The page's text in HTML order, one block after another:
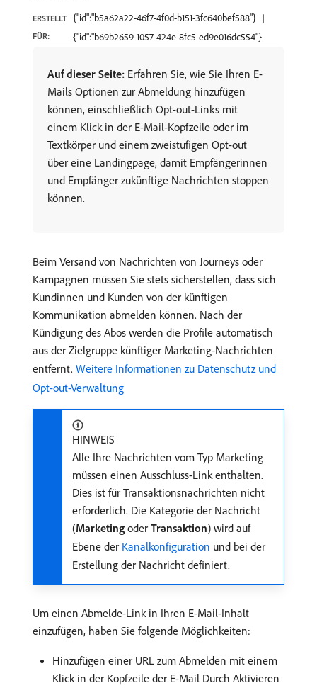
ERSTELLT
FÜR:
{"id":"b5a62a22-46f7-4f0d-b151-3fc640bef588"}
{"id":"b69b2659-1057-424e-8fc5-ed9e016dc554"}
Auf dieser Seite: Erfahren Sie, wie Sie Ihren E-
Mails Optionen zur Abmeldung hinzufügen
können, einschließlich Opt-out-Links mit
einem Klick in der E-Mail-Kopfzeile oder im
Textkörper und einem zweistufigen Opt-out
über eine Landingpage, damit Empfängerinnen
und Empfänger zukünftige Nachrichten stoppen
können.
Beim Versand von Nachrichten von Journeys oder
Kampagnen müssen Sie stets sicherstellen, dass sich
Kundinnen und Kunden von der künftigen
Kommunikation abmelden können. Nach der
Kündigung des Abos werden die Profile automatisch
aus der Zielgruppe künftiger Marketing-Nachrichten
entfernt. Weitere Informationen zu Datenschutz und
Opt-out-Verwaltung
HINWEIS
Alle Ihre Nachrichten vom Typ Marketing
müssen einen Ausschluss-Link enthalten.
Dies ist für Transaktionsnachrichten nicht
erforderlich. Die Kategorie der Nachricht
(Marketing oder Transaktion) wird auf
Ebene der Kanalkonfiguration und bei der
Erstellung der Nachricht definiert.
Um einen Abmelde-Link in Ihren E-Mail-Inhalt
einzufügen, haben Sie folgende Möglichkeiten:
Hinzufügen einer URL zum Abmelden mit einem
Klick in der Kopfzeile der E-Mail Durch Aktivieren